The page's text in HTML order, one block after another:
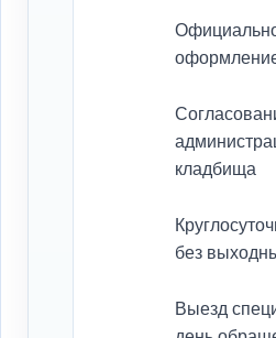
кладбища
без
Выезд